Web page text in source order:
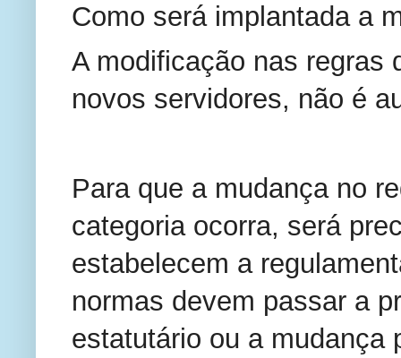
Como será implantada a
A modificação nas regras
novos servidores, não é
Para que a mudança no
categoria ocorra, será
estabelecem a
normas devem passar a
estatutário ou a mudança